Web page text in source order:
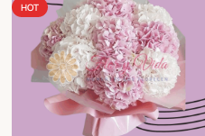
HOT